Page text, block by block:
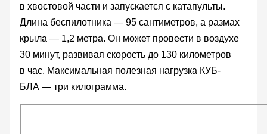
в хвостовой части и запускается с катапульты.
Длина беспилотника — 95 сантиметров, а размах
крыла — 1,2 метра. Он может провести в воздухе
30 минут, развивая скорость до 130 километров
в час. Максимальная полезная нагрузка КУБ-
БЛА — три килограмма.